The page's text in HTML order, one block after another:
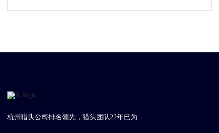
杭州猎头公司排名领先，猎头团队22年已为